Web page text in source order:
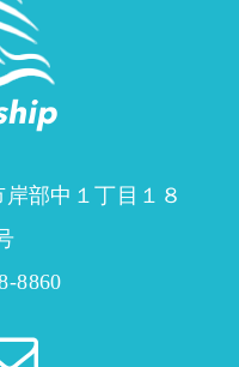
部中１丁目１８
8860